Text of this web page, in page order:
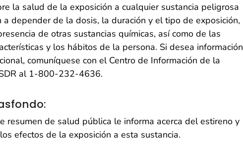
la salud de la exposición a cualquier sustancia peligrosa
a depender de la dosis, la duración y el tipo de exposición,
de otras sustancias químicas, así como de las
y los hábitos de la persona. Si desea información
comuníquese con el Centro de Información de la
al 1-800-232-4636.
resumen de salud pública le informa acerca del estireno y
efectos de la exposición a esta sustancia.